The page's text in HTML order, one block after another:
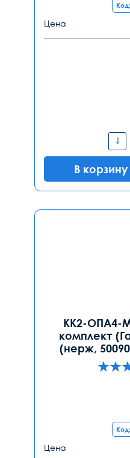
Цена
В корзину
КК2-ОПА4-
комплект
(нерж,
Цена